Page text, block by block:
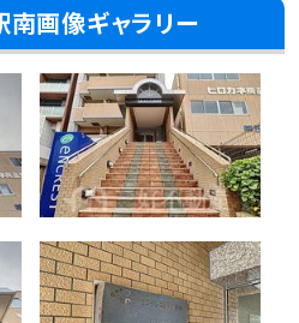
南画像ギャラリー